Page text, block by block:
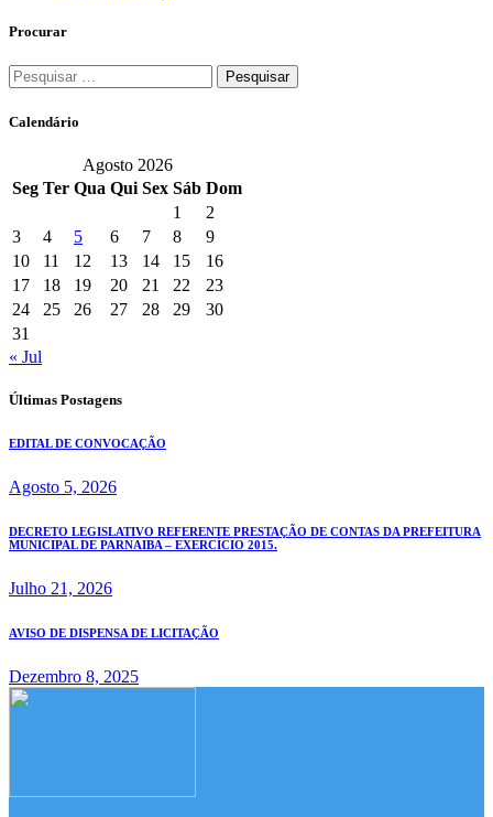
Procurar
Pesquisar
por:
Calendário
Agosto 2026
Seg Ter Qua Qui Sex Sáb Dom
1
2
3
4 5 6 7 8
9
10
11 12 13 14 15
16
17
18 19 20 21 22
23
24
25 26 27 28 29
30
31
« Jul
Últimas Postagens
EDITAL DE CONVOCAÇÃO
Agosto 5, 2026
DECRETO LEGISLATIVO REFERENTE PRESTAÇÃO DE CONTAS DA PREFEITURA
MUNICIPAL DE PARNAIBA – EXERCÍCIO 2015.
Julho 21, 2026
AVISO DE DISPENSA DE LICITAÇÃO
Dezembro 8, 2025